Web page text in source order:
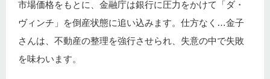
市場価格をもとに、金融庁は銀行に圧力をかけて「ダ・
ヴィンチ」を倒産状態に追い込みます。仕方なく…金子
さんは、不動産の整理を強行させられ、失意の中で失敗
を味わいます。